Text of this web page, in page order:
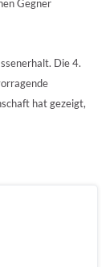
Gegner
Die 4.
hat gezeigt,